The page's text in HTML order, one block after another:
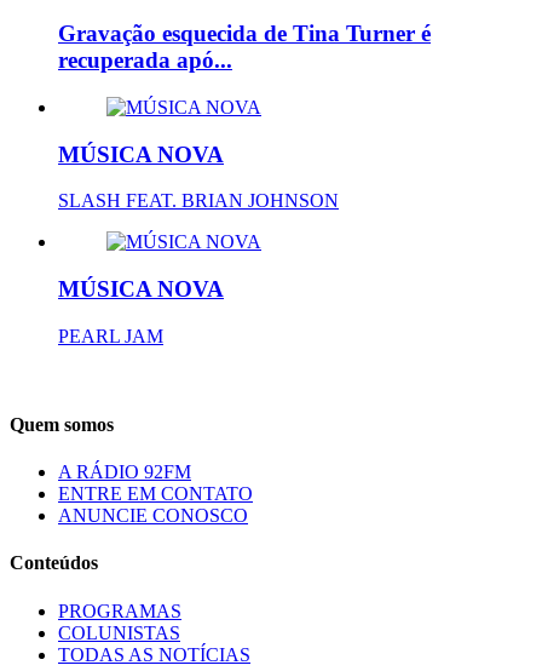
Gravação esquecida de Tina Turner é
recuperada apó...
MÚSICA NOVA
SLASH FEAT. BRIAN JOHNSON
MÚSICA NOVA
PEARL JAM
Quem somos
A RÁDIO 92FM
ENTRE EM CONTATO
ANUNCIE CONOSCO
Conteúdos
PROGRAMAS
COLUNISTAS
TODAS AS NOTÍCIAS